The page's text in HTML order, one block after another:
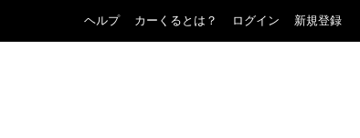
ヘルプ カーくるとは？ ログイン 新規登録